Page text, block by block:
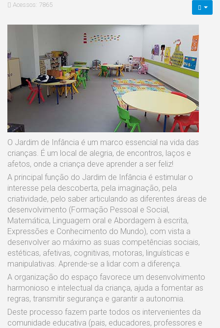
Acessos: 7865
O Jardim de Infância é um marco essencial na vida das
crianças. É um local de alegria, de encontros, laços e
afetos, onde a criança deve aprender a ser feliz!
A principal função do Jardim de Infância é estimular o
interesse pela descoberta, pela imaginação, pela
criatividade, pelo saber articulando as diferentes áreas de
desenvolvimento (Formação Pessoal e Social,
Matemática, Linguagem oral e Abordagem à escrita,
Expressões e Conhecimento do Mundo), com vista a
desenvolver ao máximo as suas competências sociais,
estéticas, afetivas, cognitivas, motoras, linguísticas e
manipulativas. Aprende-se a lidar com a diferença.
A organização do espaço favorece um desenvolvimento
harmonioso e intelectual da criança, ajuda a fomentar as
regras, transmitir segurança e garantir a autonomia.
Deste processo fazem parte todos os intervenientes da
comunidade educativa (pais, educadores, professores e